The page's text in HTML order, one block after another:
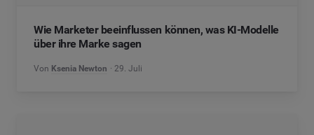
Wie Marketer beeinflussen können, was KI-Modelle
über ihre Marke sagen
Von Ksenia Newton 29. Juli